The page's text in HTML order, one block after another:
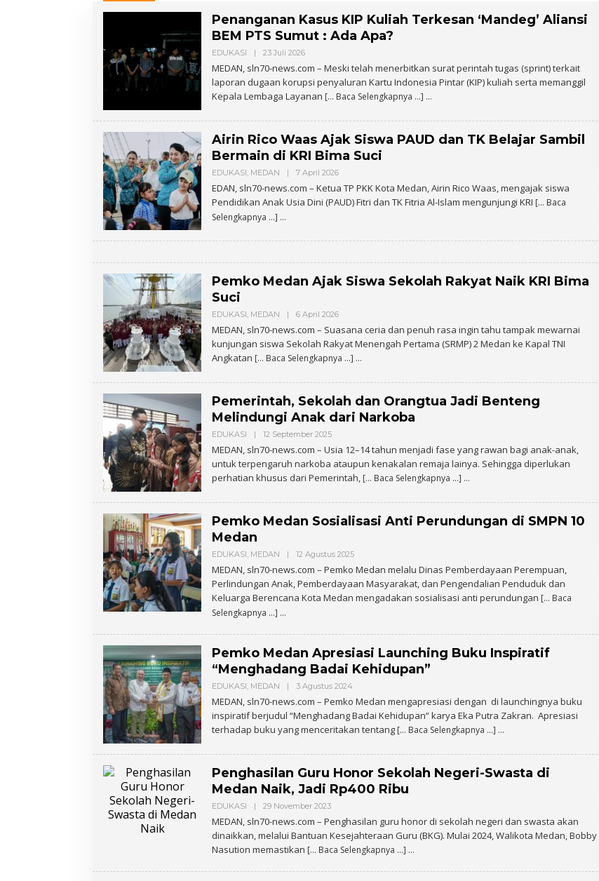
Penanganan Kasus KIP Kuliah Terkesan ‘Mandeg’ Aliansi
BEM PTS Sumut : Ada Apa?
EDUKASI | 23 Juli 2026
E
H
D
I
MEDAN, sln70-news.com – Meski telah menerbitkan surat perintah tugas (sprint) terkait
laporan dugaan korupsi penyaluran Kartu Indonesia Pintar (KIP) kuliah serta memanggil
Kepala Lembaga Layanan [… Baca Selengkapnya …]
Airin Rico Waas Ajak Siswa PAUD dan TK Belajar Sambil
Bermain di KRI Bima Suci
EDUKASI, MEDAN | 7 April 2026
E
H
I
EDAN, sln70-news.com – Ketua TP PKK Kota Medan, Airin Rico Waas, mengajak siswa
Pendidikan Anak Usia Dini (PAUD) Fitri dan TK Fitria Al-Islam mengunjungi KRI [… Baca
Selengkapnya …]
Pemko Medan Ajak Siswa Sekolah Rakyat Naik KRI Bima
Suci
EDUKASI, MEDAN | 6 April 2026
E
H
D
I
MEDAN, sln70-news.com – Suasana ceria dan penuh rasa ingin tahu tampak mewarnai
kunjungan siswa Sekolah Rakyat Menengah Pertama (SRMP) 2 Medan ke Kapal TNI
Angkatan [… Baca Selengkapnya …]
Pemerintah, Sekolah dan Orangtua Jadi Benteng
Melindungi Anak dari Narkoba
EDUKASI | 12 September 2025
E
H
D
I
MEDAN, sln70-news.com – Usia 12–14 tahun menjadi fase yang rawan bagi anak-anak,
untuk terpengaruh narkoba ataupun kenakalan remaja lainya. Sehingga diperlukan
perhatian khusus dari Pemerintah, [… Baca Selengkapnya …]
Pemko Medan Sosialisasi Anti Perundungan di SMPN 10
Medan
EDUKASI, MEDAN | 12 Agustus 2025
E
H
D
N
MEDAN, sln70-news.com – Pemko Medan melalu Dinas Pemberdayaan Perempuan,
Perlindungan Anak, Pemberdayaan Masyarakat, dan Pengendalian Penduduk dan
Keluarga Berencana Kota Medan mengadakan sosialisasi anti perundungan [… Baca
Selengkapnya …]
Pemko Medan Apresiasi Launching Buku Inspiratif
“Menghadang Badai Kehidupan”
EDUKASI, MEDAN | 3 Agustus 2024
E
H
D
I
MEDAN, sln70-news.com – Pemko Medan mengapresiasi dengan di launchingnya buku
inspiratif berjudul “Menghadang Badai Kehidupan” karya Eka Putra Zakran. Apresiasi
terhadap buku yang menceritakan tentang [… Baca Selengkapnya …]
Penghasilan Guru Honor Sekolah Negeri-Swasta di
Medan Naik, Jadi Rp400 Ribu
EDUKASI | 29 November 2023
E
H
D
I
MEDAN, sln70-news.com – Penghasilan guru honor di sekolah negeri dan swasta akan
dinaikkan, melalui Bantuan Kesejahteraan Guru (BKG). Mulai 2024, Walikota Medan, Bobby
Nasution memastikan [… Baca Selengkapnya …]
RSUD dr Pirngadi Medan Kini
Miliki Alat Cath Lab dan CT
Scan Baru